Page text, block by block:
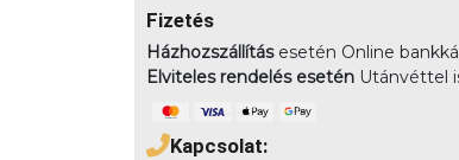
Fizetés
Házhozszállításesetén Online
Elviteles rendelés esetén Utánvéttel
Kapcsolat: